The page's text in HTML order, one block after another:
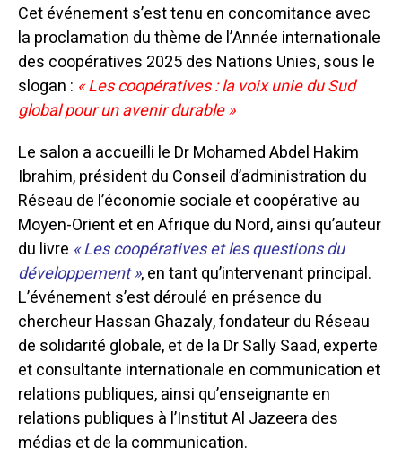
Cet événement s’est tenu en concomitance avec
la proclamation du thème de l’Année internationale
des coopératives 2025 des Nations Unies, sous le
slogan : « Les coopératives : la voix unie du Sud
global pour un avenir durable »
Le salon a accueilli le Dr Mohamed Abdel Hakim
Ibrahim, président du Conseil d’administration du
Réseau de l’économie sociale et coopérative au
Moyen-Orient et en Afrique du Nord, ainsi qu’auteur
du livre « Les coopératives et les questions du
développement », en tant qu’intervenant principal.
L’événement s’est déroulé en présence du
chercheur Hassan Ghazaly, fondateur du Réseau
de solidarité globale, et de la Dr Sally Saad, experte
et consultante internationale en communication et
relations publiques, ainsi qu’enseignante en
relations publiques à l’Institut Al Jazeera des
médias et de la communication.